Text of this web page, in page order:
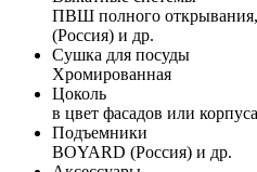
ПВШ полного
(Россия) и др.
Сушка для посуды
Хромированная
Цоколь
в цвет фасадов или корпуса
Подъемники
BOYARD (Россия) и др.